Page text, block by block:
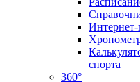
спорта
360°